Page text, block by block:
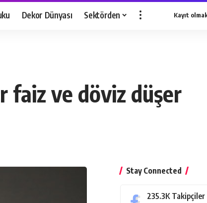
Dekor Dünyası Sektörden Kayıt
faiz ve döviz düşer
Stay Connected
235.3K Takipçiler